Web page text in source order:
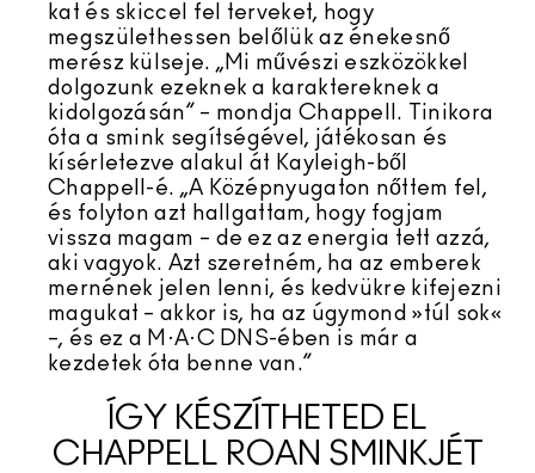
kat és skiccel fel terveket, hogy
megszülethessen belőlük az énekesnő
merész külseje. „Mi művészi eszközökkel
dolgozunk ezeknek a karaktereknek a
kidolgozásán” – mondja Chappell. Tinikora
óta a smink segítségével, játékosan és
kísérletezve alakul át Kayleigh-ből
Chappell-é. „A Középnyugaton nőttem fel,
és folyton azt hallgattam, hogy fogjam
vissza magam – de ez az energia tett azzá,
aki vagyok. Azt szeretném, ha az emberek
mernének jelen lenni, és kedvükre kifejezni
magukat – akkor is, ha az úgymond »túl sok«
–, és ez a M·A·C DNS-ében is már a
kezdetek óta benne van.”
ÍGY KÉSZÍTHETED EL
CHAPPELL ROAN SMINKJÉT